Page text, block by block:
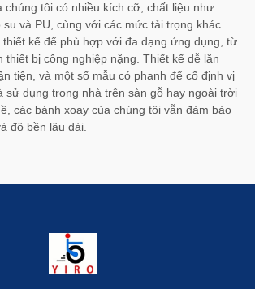
chúng tôi có nhiều kích cỡ, chất liệu như
su và PU, cùng với các mức tải trọng khác
kế để phù hợp với đa dạng ứng dụng, từ
thiết bị công nghiệp nặng. Thiết kế dễ lăn
tiện, và một số mẫu có phanh để cố định vị
sử dụng trong nhà trên sàn gỗ hay ngoài trời
các bánh xoay của chúng tôi vẫn đảm bảo
độ bền lâu dài.